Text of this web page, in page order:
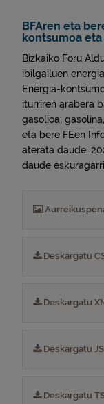
BFAren eta
kontsumoa
Bizkaiko Foru
ibilgailuen
Energia-
iturriren arabera
gasolioa,
eta bere FEen
aterata daude.
daude eskuragarri.
Deskargatu
Deskargatu
Deskargatu
Deskargatu